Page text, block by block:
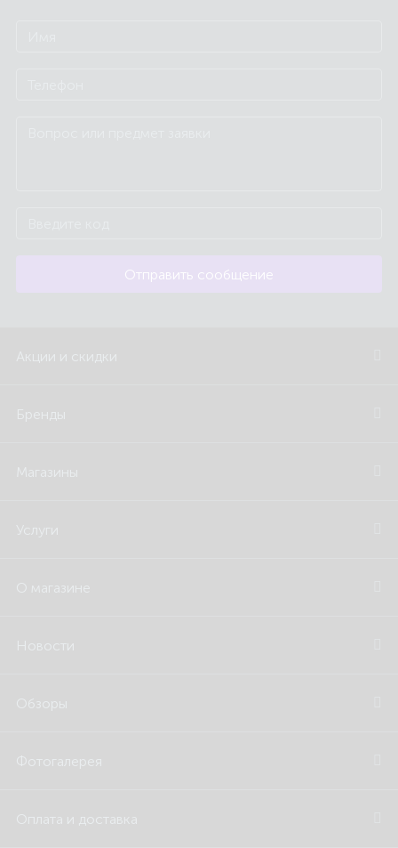
Отправить сообщение
Акции и скидки
Бренды
Магазины
Услуги
О магазине
Новости
Обзоры
Фотогалерея
Оплата и доставка